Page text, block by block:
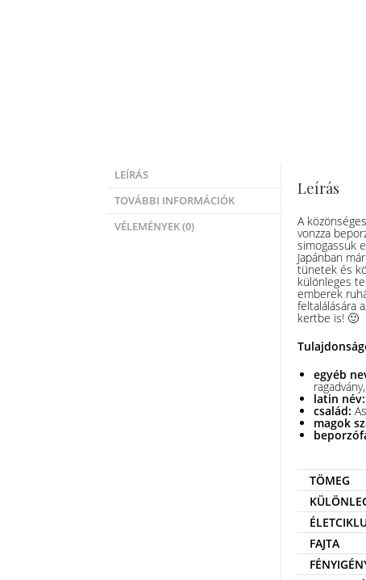
LEÍRÁS
TOVÁBBI INFORMÁCIÓK
VÉLEMÉNYEK (0)
Leírás
A
vonzza
simogassuk
Japánban
tünetek és
különleges
emberek
feltalálására
kertbe is! 🙂
egyéb
latin név:
család:
magok
TÖMEG
FAJTA